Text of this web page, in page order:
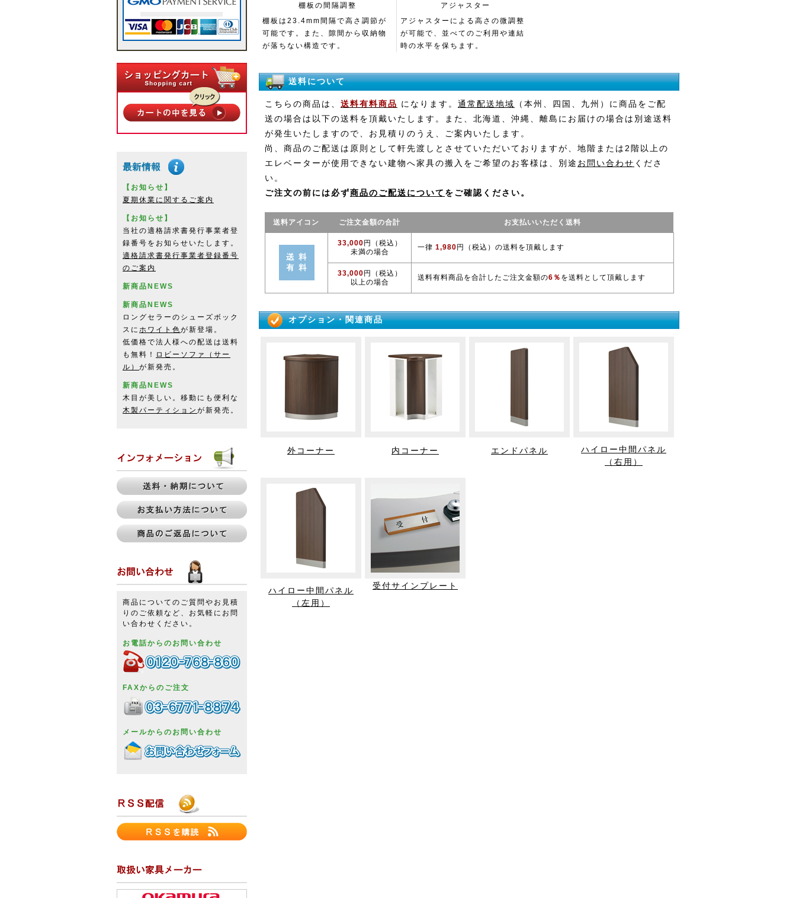
【お知らせ】
夏期休業に関するご案内
【お知らせ】
当社の適格請求書発行事業者登
録番号をお知らせいたします。
適格請求書発行事業者登録番号
のご案内
新商品NEWS
新商品NEWS
ロングセラーのシューズボック
スに ホワイト色が新登場。
低価格で法人様への配送は送料
も無料！
ロビーソファ（サー
ル） が新発売。
新商品NEWS
木目が美しい。移動にも便利な
木製パーティション が新発売。
商品についてのご質問やお見積
りのご依頼など、お気軽にお問
い合わせください。
お電話からのお問い合わせ
FAXからのご注文
メールからのお問い合わせ
棚板の間隔調整
棚板は23.4mm間隔で高さ調節が
可能です。また、隙間から収納物
が落ちない構造です。
アジャスター
アジャスターによる高さの微調整
が可能で、並べてのご利用や連結
時の水平を保ちます。
送料について
こちらの商品は、 送料有料商品 になります。 通常配送地域
（本州、四国、九州）に商品をご配
送の場合は以下の送料を頂戴いたします。また、北海道、沖縄、離島にお届けの場合は別途送料
が発生いたしますので、お見積りのうえ、ご案内いたします。
尚、商品のご配送は原則として軒先渡しとさせていただいておりますが、地階または2階以上の
エレベーターが使用できない建物へ家具の搬入をご希望のお客様は、別途 お問い合わせ くださ
い。
ご注文の前には必ず商品のご配送について をご確認ください。
送料アイコン ご注文金額の合計 お支払いいただく送料
33,000 円（税込）
未満の場合
一律 1,980 円（税込）の送料を頂戴します
33,000 円（税込）
以上の場合
送料有料商品を合計したご注文金額の6％ を送料として頂戴します
オプション・関連商品
外コーナー 内コーナー エンドパネル
ハイロー中間パネル
（右用）
ハイロー中間パネル
（左用）
受付サインプレート